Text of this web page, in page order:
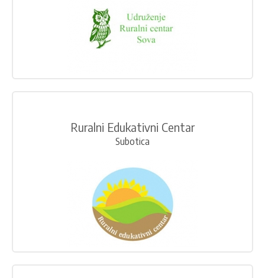
Ruralni Edukativni Centar
Subotica